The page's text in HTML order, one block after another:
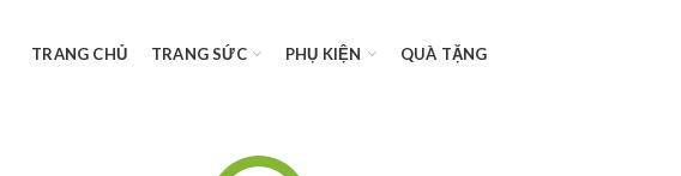
TRANG CHỦ TRANG SỨC PHỤ KIỆN QUÀ TẶNG